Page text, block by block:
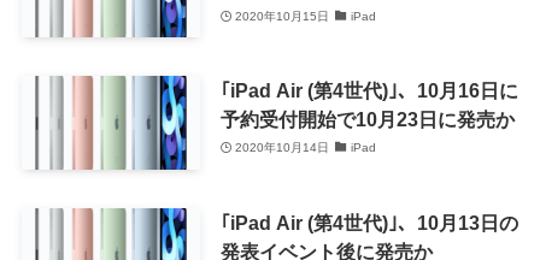
2020年10月15日 iPad
｢iPad Air (第4世代)｣、10月16日に
予約受付開始で10月23日に発売か
2020年10月14日 iPad
｢iPad Air (第4世代)｣、10月13日の
発表イベント後に発売か